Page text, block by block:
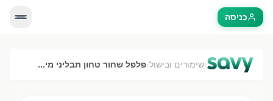
כניסה
›שימורים ובישול› פלפל שחור טחון תבליני מימון (50 גרם)